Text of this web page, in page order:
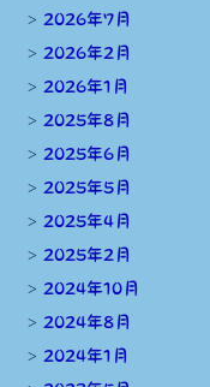
2026年7月
2026年2月
2026年1月
2025年8月
2025年6月
2025年5月
2025年4月
2025年2月
2024年10月
2024年8月
2024年1月